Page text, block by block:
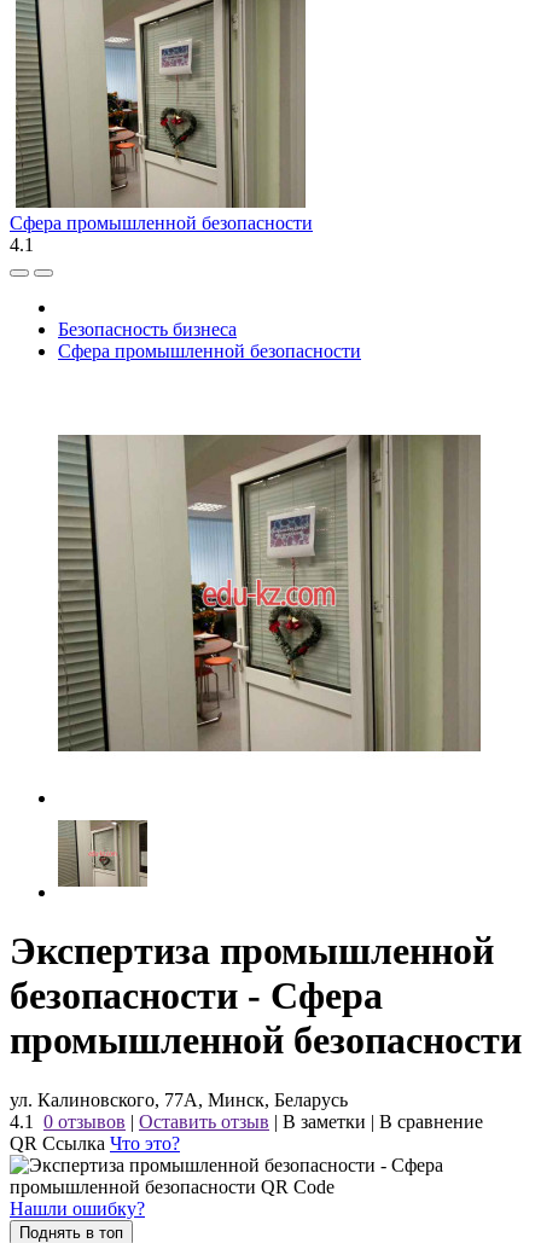
Сфера промышленной безопасности
4.1
Безопасность бизнеса
Сфера промышленной безопасности
Экспертиза промышленной
безопасности - Сфера
промышленной безопасности
ул. Калиновского, 77А, Минск, Беларусь
4.1
0 отзывов | Оставить отзыв | В заметки | В сравнение
QR Ссылка Что это?
Нашли ошибку?
Поднять в топ